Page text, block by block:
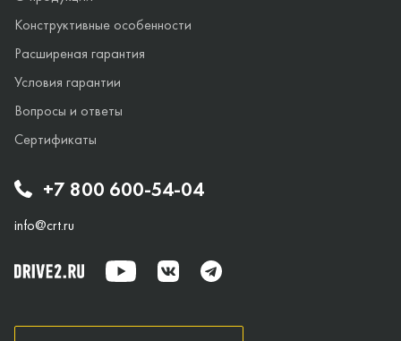
+7 800 600-54-04
info@crt.ru
Конструктивные особенности
Расширеная гарантия
Условия гарантии
Вопросы и ответы
Сертификаты